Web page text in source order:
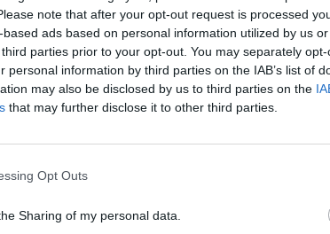
note that after your opt-out request is processed
ads based on personal information utilized by us
parties prior to your opt-out. You may separately
personal information by third parties on the IAB’s list of
may also be disclosed by us to third parties on the
that may further disclose it to other third parties.
Opt Outs
Sharing of my personal data.